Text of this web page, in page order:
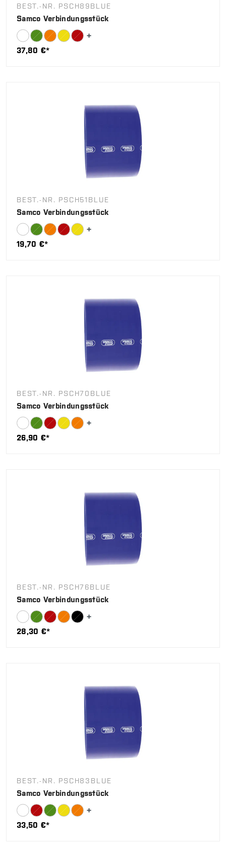
BEST.-NR. PSCH89BLUE
Samco Verbindungsstück
37,80 €*
BEST.-NR. PSCH51BLUE
Samco Verbindungsstück
19,70 €*
BEST.-NR. PSCH70BLUE
Samco Verbindungsstück
26,90 €*
BEST.-NR. PSCH76BLUE
Samco Verbindungsstück
28,30 €*
BEST.-NR. PSCH83BLUE
Samco Verbindungsstück
33,50 €*